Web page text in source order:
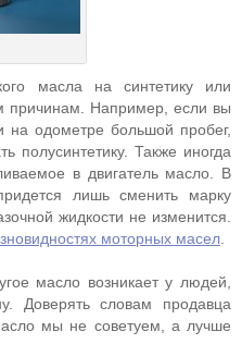
масла на синтетику или
причинам. Например, если вы
на одометре большой пробег,
полусинтетику. Также иногда
в двигатель масло. В
лишь сменить марку
жидкости не изменится.
моторных масел
масло возникает у людей,
Доверять словам продавца
мы не советуем, а лучше